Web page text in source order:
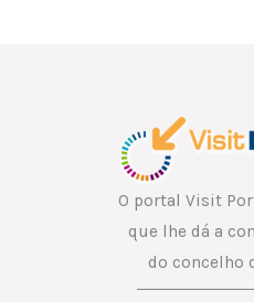
O portal Visit
que lhe dá a
do concelho